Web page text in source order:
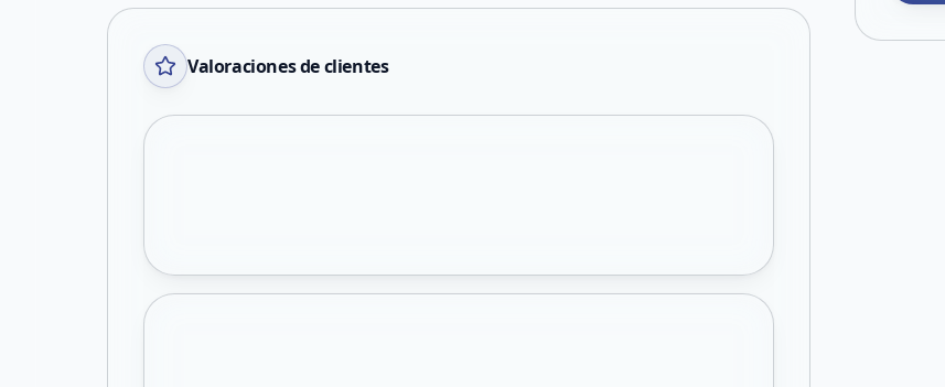
Valoraciones de clientes